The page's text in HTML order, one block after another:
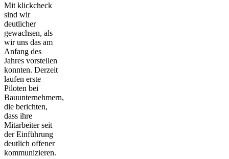
Mit klickcheck
sind wir
deutlicher
gewachsen, als
wir uns das am
Anfang des
Jahres vorstellen
konnten. Derzeit
laufen erste
Piloten bei
Bauunternehmern,
die berichten,
dass ihre
Mitarbeiter seit
der Einführung
deutlich offener
kommunizieren.